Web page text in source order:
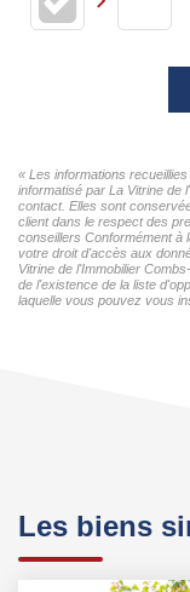
« Les informations
informatisé par La Vitrine de
contact. Elles sont
client dans le respect des
conseillers Conformément à
votre droit d'accès aux
Vitrine de l'Immobilier
de l'existence de la liste
laquelle vous pouvez vous
Les biens